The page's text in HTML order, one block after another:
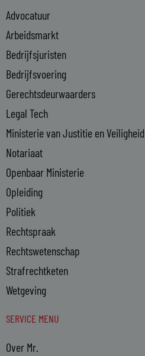
d
i
n
-
i
n
Advocatuur
Arbeidsmarkt
Bedrijfsjuristen
Bedrijfsvoering
Gerechtsdeurwaarders
Legal Tech
Ministerie van Justitie en Veiligheid
Notariaat
Openbaar Ministerie
Opleiding
Politiek
Rechtspraak
Rechtswetenschap
Strafrechtketen
Wetgeving
SERVICE MENU
Over Mr.